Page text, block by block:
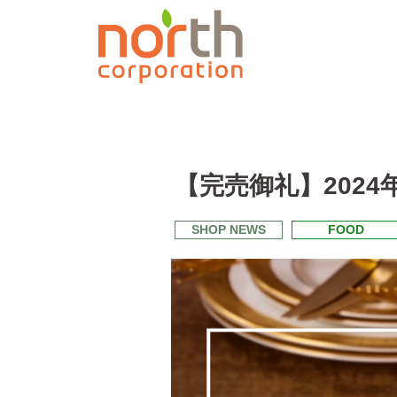
【完売御礼】
SHOP NEWS FOOD